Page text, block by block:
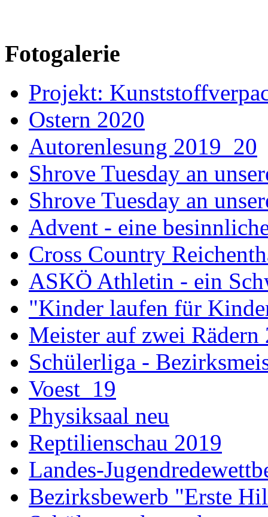
Fotogalerie
Projekt:
Ostern 2020
Autorenlesung 2019_20
Shrove Tuesday an
Shrove Tuesday an
Advent - eine
Cross Country
ASKÖ Athletin - ein
"Kinder laufen für
Meister auf zwei Rädern
Schülerliga -
Voest_19
Physiksaal neu
Reptilienschau 2019
Landes-
Bezirksbewerb "Erste